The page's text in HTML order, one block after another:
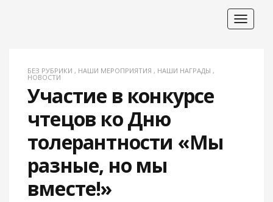
Toggle
БЕЗ РУБРИКИ , НАШИ МЕРОПРИЯТИЯ , НАШИ НАГРАДЫ ,
НОВОСТИ
Участие в конкурсе
чтецов ко Дню
толерантности «Мы
разные, но мы
вместе!»